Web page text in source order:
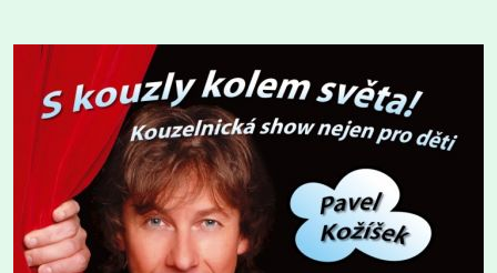
ZUŠ
Přelouč